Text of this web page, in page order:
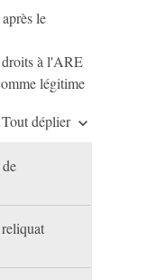
le
à l'ARE
légitime
Tout déplier keyboard_arrow_down